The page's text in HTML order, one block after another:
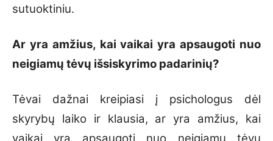
sutuoktiniu.
Ar yra amžius, kai vaikai yra apsaugoti nuo
neigiamų tėvų išsiskyrimo padarinių?
Tėvai dažnai kreipiasi į psichologus dėl
skyrybų laiko ir klausia, ar yra amžius, kai